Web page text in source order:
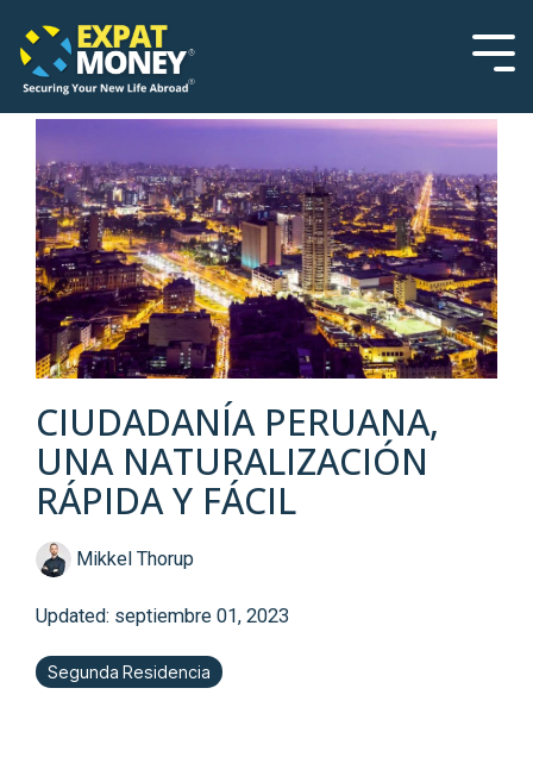
note:
This
website
system.
the
main
CIUDADANÍA PERUANA,
UNA NATURALIZACIÓN
RÁPIDA Y FÁCIL
Mikkel Thorup
Updated: septiembre 01, 2023
Segunda Residencia